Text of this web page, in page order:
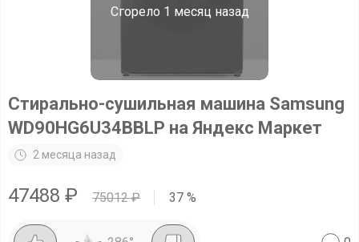
Сгорело 1 месяц назад
Стирально-сушильная машина Samsung
WD90HG6U34BBLP на Яндекс Маркет
2 месяца назад
47488 ₽ 75012₽ 37 %